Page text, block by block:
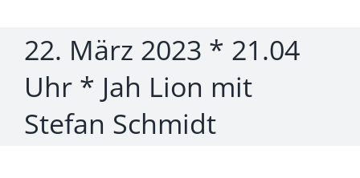
22. März 2023 * 21.04
Uhr * Jah Lion mit
Stefan Schmidt